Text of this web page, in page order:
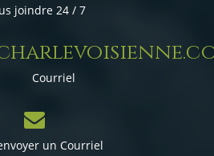
joindre 24 / 7
Courriel
un Courriel